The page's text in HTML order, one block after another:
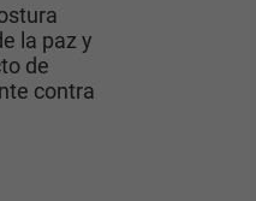
la paz y
de
contra